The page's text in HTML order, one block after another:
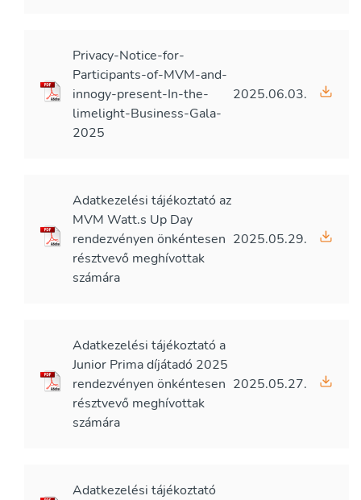
Privacy-Notice-for-
Participants-of-MVM-and-
innogy-present-In-the-
limelight-Business-Gala-
2025
2025.06.03.
Adatkezelési tájékoztató az
MVM Watt.s Up Day
rendezvényen önkéntesen
résztvevő meghívottak
számára
2025.05.29.
Adatkezelési tájékoztató a
Junior Prima díjátadó 2025
rendezvényen önkéntesen
résztvevő meghívottak
számára
2025.05.27.
Adatkezelési tájékoztató